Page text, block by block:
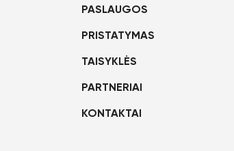
PASLAUGOS
PRISTATYMAS
TAISYKLĖS
PARTNERIAI
KONTAKTAI